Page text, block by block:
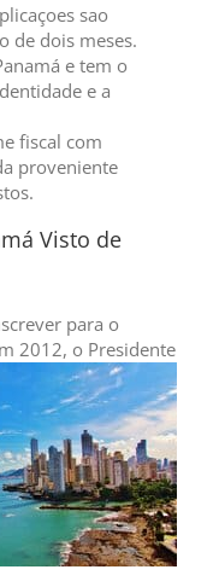
sao
de dois meses.
e tem o
e a
fiscal com
proveniente
Visto de
para o
2012, o Presidente